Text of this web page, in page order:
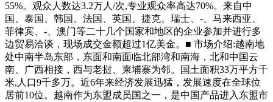
55%。观众人数达3.2万人/次,专业观众率高达70%。来自中
国、泰国、韩国、法国、英国、捷克、瑞士、-、马来西亚、
菲律宾、-、澳门等二十几个国家和地区的企业参加并进行多
边贸易洽谈，现场成交金额超过1亿美金。■ 市场介绍:越南地
处中南半岛东部，东面和南面临北部湾和南海，北和中国云
南、广西相接，西与老挝、柬埔寨为邻。国土面积33万平方千
米,人口9千多万。近6年来经济发展迅猛，发展速度在全球位
居前10位。越南作为东盟成员国之一，是中国产品进入东盟市